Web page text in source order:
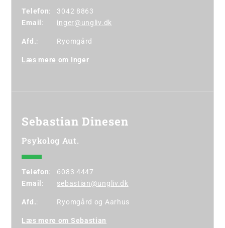
Telefon:
3042 8863
Email : inger@ungliv.dk
Afd.: Ryomgård
Læs mere om Inger
Sebastian Dinesen
Psykolog Aut.
Telefon:
6083 4447
Email : sebastian@ungliv.dk
Afd.: Ryomgård og Aarhus
Læs mere om Sebastian